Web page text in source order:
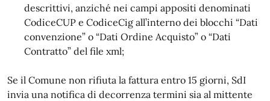
descrittivi, anziché nei campi appositi denominati
CodiceCUP e CodiceCig all’interno dei blocchi “Dati
convenzione” o “Dati Ordine Acquisto” o “Dati
Contratto” del file xml;
Se il Comune non rifiuta la fattura entro 15 giorni, SdI
invia una notifica di decorrenza termini sia al mittente